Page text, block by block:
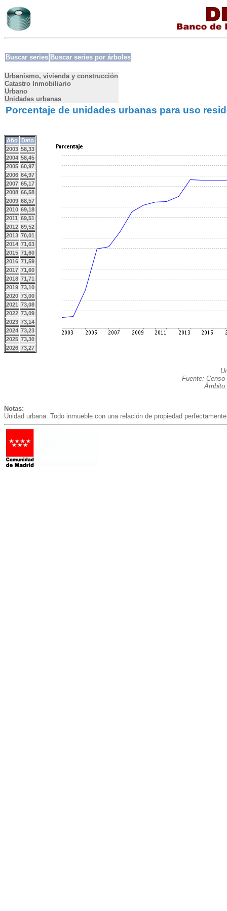
Buscar series Buscar series por árboles
Urbanismo, vivienda y construcción
Catastro Inmobiliario
Urbano
Unidades urbanas
Porcentaje de unidades urbanas para uso
Año
Dato
2003 58,33
2004 58,45
2005 60,97
2006 64,97
2007 65,17
2008 66,58
2009 68,57
2010 69,18
2011 69,51
2012 69,52
2013 70,01
2014 71,63
2015 71,60
2016 71,59
2017 71,60
2018 71,71
2019 73,10
2020 73,00
2021 73,08
2022 73,09
2023 73,14
2024 73,23
2025 73,30
2026 73,27
Fuente:
Notas:
Unidad urbana: Todo inmueble con una relación de propiedad